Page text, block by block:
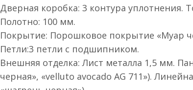
Дверная коробка: 3 контура уплотнения.
Полотно: 100 мм.
Покрытие: Порошковое покрытие «Муар
Петли:3 петли с подшипником.
Внешняя отделка: Лист металла 1,5 мм.
черная», «velluto avocado AG 711»).